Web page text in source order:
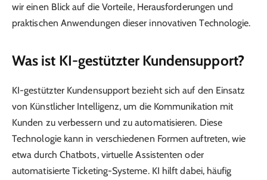
wir einen Blick auf die Vorteile, Herausforderungen und
praktischen Anwendungen dieser innovativen Technologie.
Was ist KI-gestützter Kundensupport?
KI-gestützter Kundensupport bezieht sich auf den Einsatz
von Künstlicher Intelligenz, um die Kommunikation mit
Kunden zu verbessern und zu automatisieren. Diese
Technologie kann in verschiedenen Formen auftreten, wie
etwa durch Chatbots, virtuelle Assistenten oder
automatisierte Ticketing-Systeme. KI hilft dabei, häufig